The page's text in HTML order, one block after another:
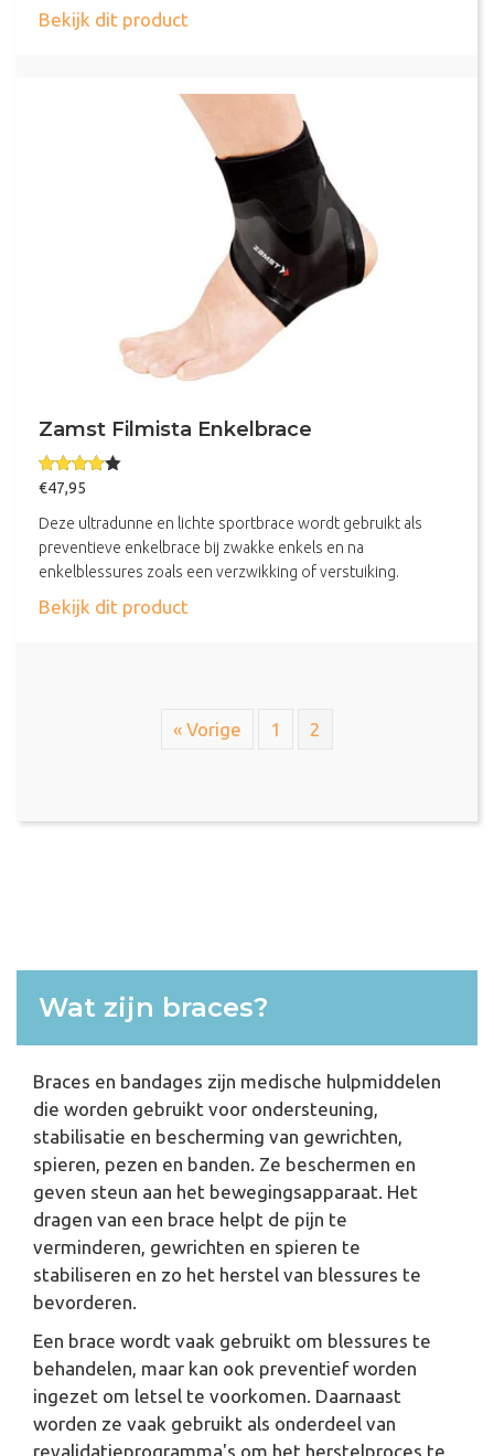
Bekijk dit product
Zamst Filmista Enkelbrace
Gewaarde
uit 5
€47,95
Deze ultradunne en lichte sportbrace wordt gebruikt als
preventieve enkelbrace bij zwakke enkels en na
enkelblessures zoals een verzwikking of verstuiking.
Bekijk dit product
« Vorige 1 2
Wat zijn braces?
Braces en bandages zijn medische hulpmiddelen
die worden gebruikt voor ondersteuning,
stabilisatie en bescherming van gewrichten,
spieren, pezen en banden. Ze beschermen en
geven steun aan het bewegingsapparaat. Het
dragen van een brace helpt de pijn te
verminderen, gewrichten en spieren te
stabiliseren en zo het herstel van blessures te
bevorderen.
Een brace wordt vaak gebruikt om blessures te
behandelen, maar kan ook preventief worden
ingezet om letsel te voorkomen. Daarnaast
worden ze vaak gebruikt als onderdeel van
revalidatieprogramma's om het herstelproces te